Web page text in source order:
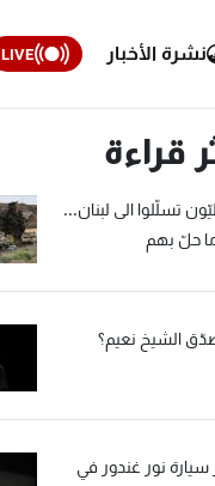
نشرة الأخبار LIVE
قراءة
تسلّلوا الى لبنان...
حلّ بهم
الشيخ نعيم؟
سيارة نور غندور في